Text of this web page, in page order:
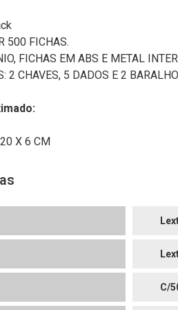
500 FICHAS.
FICHAS EM ABS E METAL
2 CHAVES, 5 DADOS E 2
X 6 CM
C/